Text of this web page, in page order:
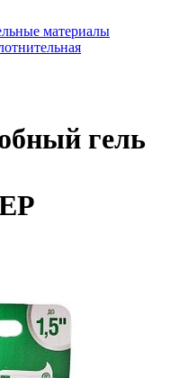
материалы
гель